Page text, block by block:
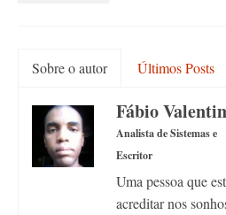
Sobre o autor Últimos Posts
Fábio
Analista de Sistemas e
Escritor
Uma pessoa que
acreditar nos